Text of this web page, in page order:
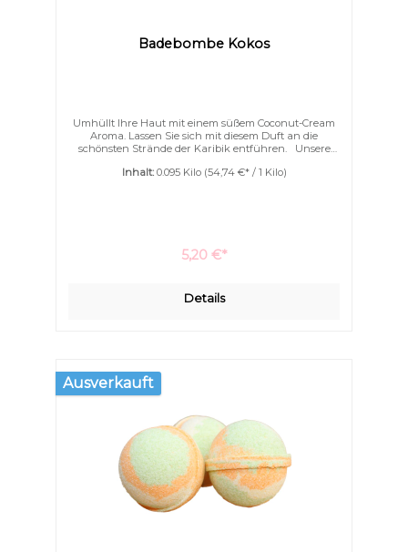
Badebombe Kokos
Umhüllt Ihre Haut mit einem süßem Coconut-Cream
Aroma. Lassen Sie sich mit diesem Duft an die
schönsten Strände der Karibik entführen. Unsere
Kakaobutter und Ziegenmilchpulver. Nicht nur
Inhalt: 0.095 Kilo (54,74 €* / 1 Kilo)
5,20 €*
Details
Ausverkauft